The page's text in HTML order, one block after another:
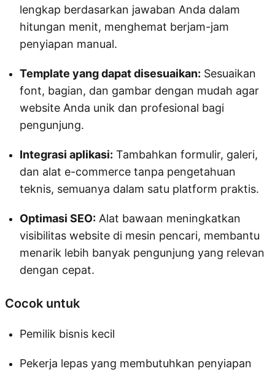
lengkap berdasarkan jawaban Anda dalam
hitungan menit, menghemat berjam-jam
penyiapan manual.
Template yang dapat disesuaikan: Sesuaikan
font, bagian, dan gambar dengan mudah agar
website Anda unik dan profesional bagi
pengunjung.
Integrasi aplikasi: Tambahkan formulir, galeri,
dan alat e-commerce tanpa pengetahuan
teknis, semuanya dalam satu platform praktis.
Optimasi SEO: Alat bawaan meningkatkan
visibilitas website di mesin pencari, membantu
menarik lebih banyak pengunjung yang relevan
dengan cepat.
Cocok untuk
Pemilik bisnis kecil
Pekerja lepas yang membutuhkan penyiapan